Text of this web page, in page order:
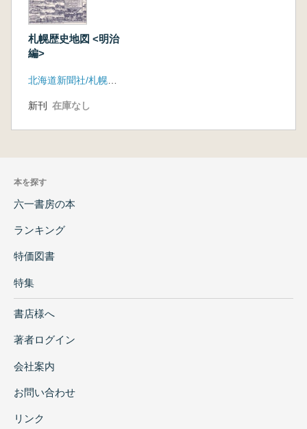
札幌歴史地図 <明治
編>
新刊 在庫なし
本を探す
六一書房の本
ランキング
特価図書
特集
書店様へ
著者ログイン
会社案内
お問い合わせ
リンク